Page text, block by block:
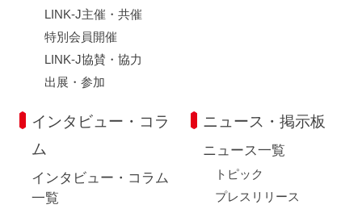
LINK-J主催・共催
特別会員開催
LINK-J協賛・協力
出展・参加
インタビュー・コラ
ム
インタビュー・コラム
一覧
ニュース・掲示板
ニュース一覧
トピック
プレスリリース